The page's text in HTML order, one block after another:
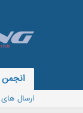
انجمن
ارسال